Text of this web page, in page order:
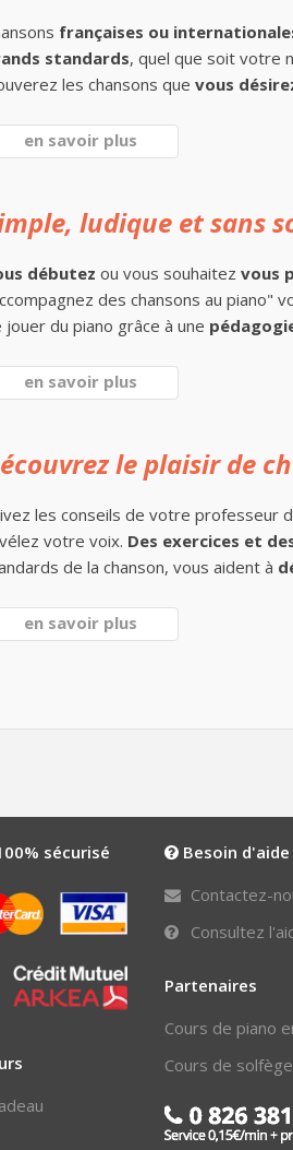
françaises ou
standards, quel que soit votre
les chansons que vous
en savoir plus
ludique et sans
débutez ou vous souhaitez vous
des chansons au piano"
jouer du piano grâce à une
en savoir plus
le plaisir de
les conseils de votre professeur
votre voix. Des exercices et
de la chanson, vous aident à
en savoir plus
sécurisé
Besoin d'aide
Contactez-
Consultez
Partenaires
Cours de piano
Cours de solfège